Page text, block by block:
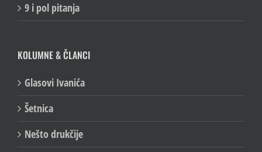
9 i pol pitanja
KOLUMNE & ČLANCI
Glasovi Ivanića
Šetnica
Nešto drukčije